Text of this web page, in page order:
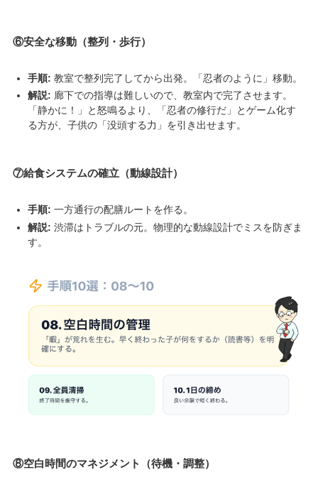
⑥安全な移動（整列・歩行）
手順: 教室で整列完了してから出発。「忍者のように」移動。
解説: 廊下での指導は難しいので、教室内で完了させます。
「静かに！」と怒鳴るより、「忍者の修行だ」とゲーム化す
る方が、子供の「没頭する力」を引き出せます。
⑦給食システムの確立（動線設計）
手順: 一方通行の配膳ルートを作る。
解説: 渋滞はトラブルの元。物理的な動線設計でミスを防ぎま
す。
⑧空白時間のマネジメント（待機・調整）